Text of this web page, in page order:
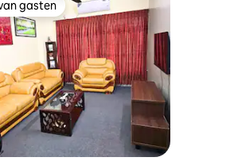
gasten
gasten